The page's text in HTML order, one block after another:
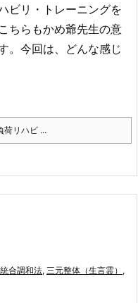
ビリ・トレーニングを
ちらもかめ爺先生の意
。今回は、どんな感じ
荷リハビ ...
合調和法, 三元整体（生言霊） ,